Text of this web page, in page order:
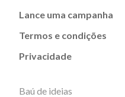
Lance uma campanha
Termos e condições
Privacidade
Baú de ideias